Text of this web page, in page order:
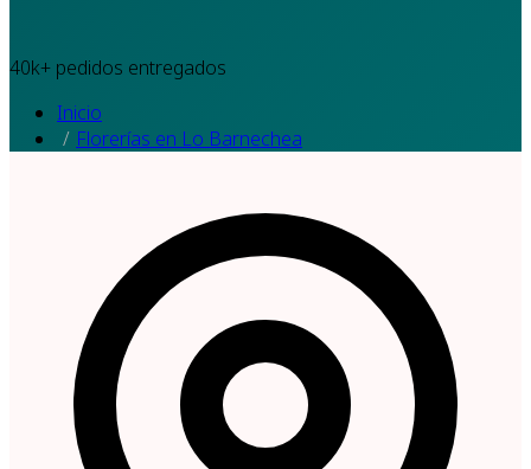
40k+ pedidos entregados
Inicio
Florerías en Lo Barnechea